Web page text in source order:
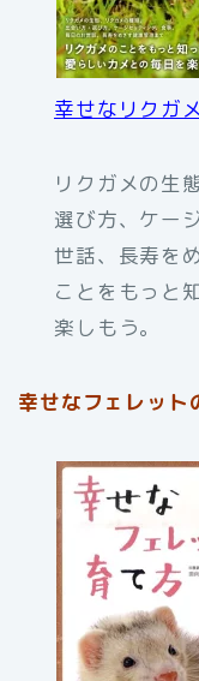
幸せなリクガ
リクガメの生
選び方、ケー
世話、長寿を
ことをもっと
楽しもう。
幸せなフェレッ